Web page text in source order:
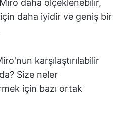
daha ölçeklenebilir,
daha iyidir ve geniş bir
karşılaştırılabilir
Size neler
için bazı ortak